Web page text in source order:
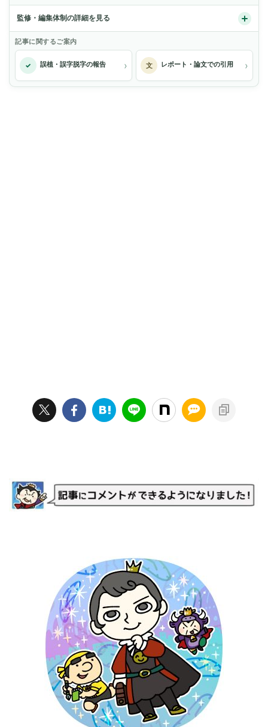
監修・編集体制の詳細を見る
記事に関するご案内
✓ 誤植・誤字脱字の報告 › 文 レポート・論文での引用 ›